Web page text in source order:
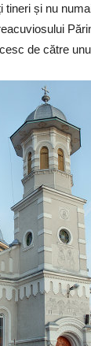
și nu
de către